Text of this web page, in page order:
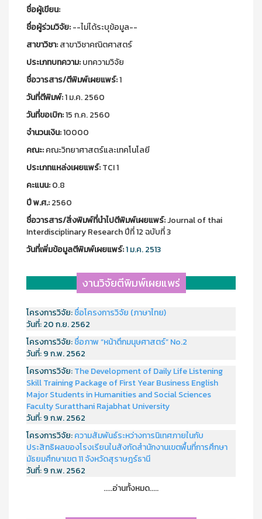
ชื่อผู้เขียน:
ชื่อผู้ร่วมวิจัย:--ไม่ได้ระบุข้อมูล--
สาขาวิชา:สาขาวิชาคณิตศาสตร์
ประเภทบทความ:บทความวิจัย
ชื่อวารสาร/ตีพิมพ์เผยแพร์:1
วันที่ตีพิมพ์:1 ม.ค. 2560
วันที่ขอเบิก:15 ก.ค. 2560
จำนวนเงิน:10000
คณะ:คณะวิทยาศาสตร์และเทคโนโลยี
ประเภทแหล่งเผยแพร์:TCI 1
คะแนน:0.8
ปี พ.ศ.:2560
ชื่อวารสาร/สิ่งพิมพ์ที่นำไปตีพิมพ์เผยแพร์:Journal of thai
Interdisciplinary Research ปีที่ 12 ฉบับที่ 3
วันที่เพิ่มข้อมูลตีพิมพ์เผยแพร์:1 ม.ค. 2513
งานวิจัยตีพิมพ์เผยแพร่
โครงการวิจัย:ชื่อโครงการวิจัย (ภาษาไทย)
วันที่:20 ก.ย. 2562
โครงการวิจัย:ชื่อภาพ “หน้าตึกมนุษศาสตร์” No.2
วันที่:9 ก.พ. 2562
โครงการวิจัย:The Development of Daily Life Listening
Skill Training Package of First Year Business English
Major Students in Humanities and Social Sciences
Faculty Suratthani Rajabhat University
วันที่:9 ก.พ. 2562
โครงการวิจัย:ความสัมพันธ์ระหว่างการนิเทศภายในกับ
ประสิทธิผลของโรงเรียนในสังกัดสำนักงานเขตพื้นที่การศึกษา
มัธยมศึกษาเขต 11 จังหวัดสุราษฎร์ธานี
วันที่:9 ก.พ. 2562
.....อ่านทั้งหมด.....